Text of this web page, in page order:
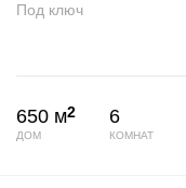
Под ключ
650 м2
ДОМ
6
КОМНАТ